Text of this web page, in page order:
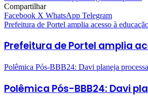
Compartilhar
Facebook X WhatsApp Telegram
Prefeitura de Portel amplia acesso à
Prefeitura de Portel amplia
Polêmica Pós-BBB24: Davi planeja
Polêmica Pós-BBB24: Davi